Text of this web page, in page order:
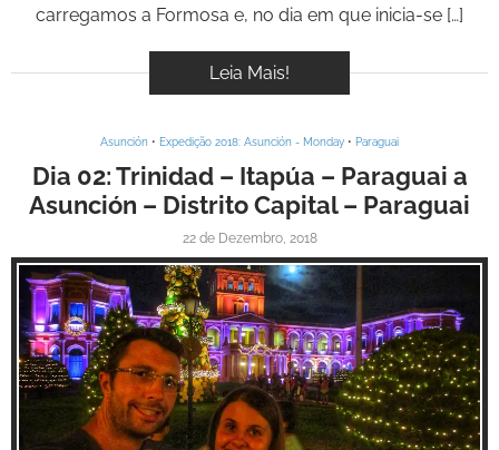
carregamos a Formosa e, no dia em que inicia-se […]
Leia Mais!
Asunción • Expedição 2018: Asunción - Monday • Paraguai
Dia 02: Trinidad – Itapúa – Paraguai a
Asunción – Distrito Capital – Paraguai
22 de Dezembro, 2018
Inspire-se!